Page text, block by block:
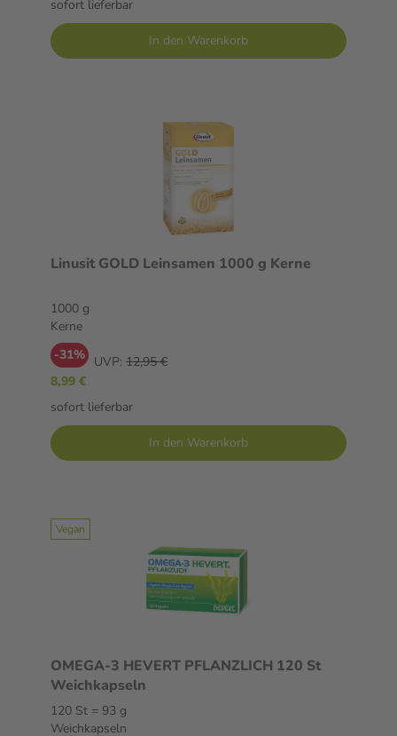
sofort lieferbar
In den Warenkorb
Linusit GOLD Leinsamen 1000 g Kerne
1000 g
Kerne
-31% UVP: 12,95 €
8,99 €
sofort lieferbar
In den Warenkorb
Vegan
OMEGA-3 HEVERT PFLANZLICH 120 St
Weichkapseln
120 St = 93 g
Weichkapseln